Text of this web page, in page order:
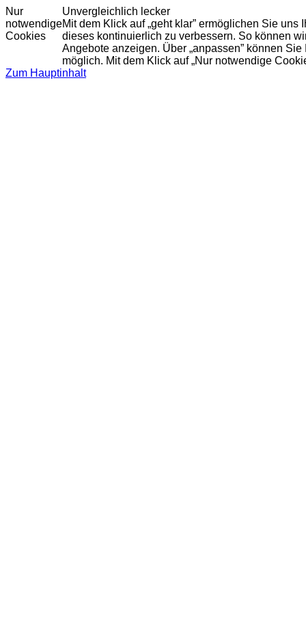
Nur
notwendige
Cookies
Unvergleichlich lecker
Mit dem Klick auf „geht klar” ermöglichen Sie
dieses kontinuierlich zu verbessern. So können
Angebote anzeigen. Über „anpassen” können
möglich. Mit dem Klick auf „Nur notwendige
Zum Hauptinhalt